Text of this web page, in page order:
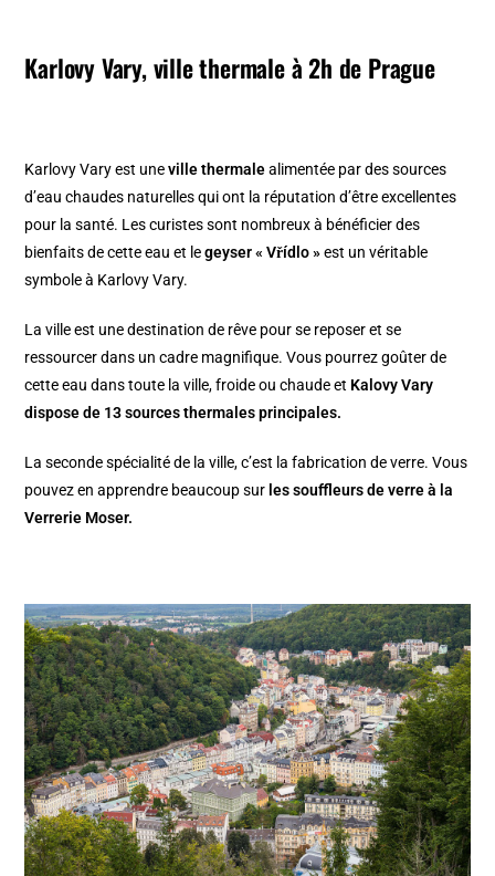
Karlovy Vary, ville thermale à 2h de Prague
Karlovy Vary est uneville thermalealimentée par des sources
d’eau chaudes naturelles qui ont la réputation d’être excellentes
pour la santé. Les curistes sont nombreux à bénéficier des
bienfaits de cette eau et legeyser « Vřídlo »est un véritable
symbole à Karlovy Vary.
La ville est une destination de rêve pour se reposer et se
ressourcer dans un cadre magnifique. Vous pourrez goûter de
cette eau dans toute la ville, froide ou chaude et Kalovy Vary
dispose de 13 sources thermales principales.
La seconde spécialité de la ville, c’est la fabrication de verre. Vous
pouvez en apprendre beaucoup sur les souffleurs de verre à la
Verrerie Moser.